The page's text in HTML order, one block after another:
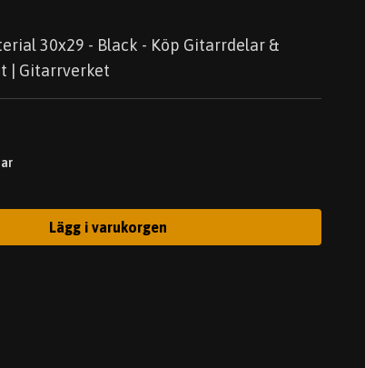
30x29 - Black - Köp Gitarrdelar &
| Gitarrverket
Lägg i varukorgen